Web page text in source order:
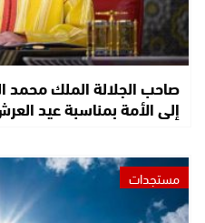
صاحب الجلالة الملك محمد
إلى الأمة بمناسبة عيد
مستجدات